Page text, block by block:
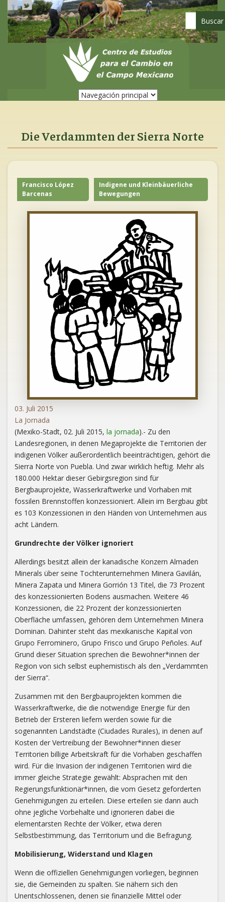
Pasar
contenido
principal
Die Verdammten der Sierra Norte
Francisco López
Barcenas
Indigene und Kleinbäuerliche
Bewegungen
03. Juli 2015
La Jornada
(Mexiko-Stadt, 02. Juli 2015, la jornada).- Zu den
Landesregionen, in denen Megaprojekte die Territorien der
indigenen Völker außerordentlich beeinträchtigen, gehört die
Sierra Norte von Puebla. Und zwar wirklich heftig. Mehr als
180.000 Hektar dieser Gebirgsregion sind für
Bergbauprojekte, Wasserkraftwerke und Vorhaben mit
fossilen Brennstoffen konzessioniert. Allein im Bergbau gibt
es 103 Konzessionen in den Händen von Unternehmen aus
acht Ländern.
Grundrechte der Völker ignoriert
Allerdings besitzt allein der kanadische Konzern Almaden
Minerals über seine Tochterunternehmen Minera Gavilán,
Minera Zapata und Minera Gorrión 13 Titel, die 73 Prozent
des konzessionierten Bodens ausmachen. Weitere 46
Konzessionen, die 22 Prozent der konzessionierten
Oberfläche umfassen, gehören dem Unternehmen Minera
Dominan. Dahinter steht das mexikanische Kapital von
Grupo Ferrominero, Grupo Frisco und Grupo Peñoles. Auf
Grund dieser Situation sprechen die Bewohner*innen der
Region von sich selbst euphemistisch als den „Verdammten
der Sierra“.
Zusammen mit den Bergbauprojekten kommen die
Wasserkraftwerke, die die notwendige Energie für den
Betrieb der Ersteren liefern werden sowie für die
sogenannten Landstädte (Ciudades Rurales), in denen auf
Kosten der Vertreibung der Bewohner*innen dieser
Territorien billige Arbeitskraft für die Vorhaben geschaffen
wird. Für die Invasion der indigenen Territorien wird die
immer gleiche Strategie gewählt: Absprachen mit den
Regierungsfunktionär*innen, die vom Gesetz geforderten
Genehmigungen zu erteilen. Diese erteilen sie dann auch
ohne jegliche Vorbehalte und ignorieren dabei die
elementarsten Rechte der Völker, etwa deren
Selbstbestimmung, das Territorium und die Befragung.
Mobilisierung, Widerstand und Klagen
Wenn die offiziellen Genehmigungen vorliegen, beginnen
sie, die Gemeinden zu spalten. Sie nähern sich den
Unentschlossenen, denen sie finanzielle Mittel oder